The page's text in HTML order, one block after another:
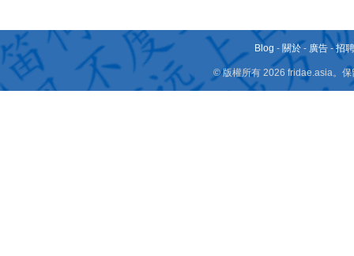
Blog - 關於 - 廣告 -招
© 版權所有 2026 fridae.asia。